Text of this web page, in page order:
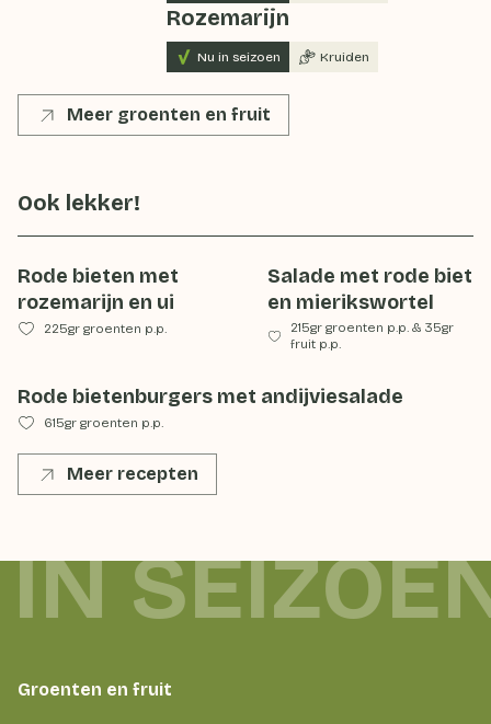
Rozemarijn
Nu in seizoen Kruiden
Meer groenten en fruit
Ook lekker!
Rode bieten met
rozemarijn en ui
225gr groenten p.p.
Salade met rode biet
en mierikswortel
215gr groenten p.p. &35gr
fruit p.p.
Rode bietenburgers met andijviesalade
615gr groenten p.p.
Meer recepten
Groenten en fruit